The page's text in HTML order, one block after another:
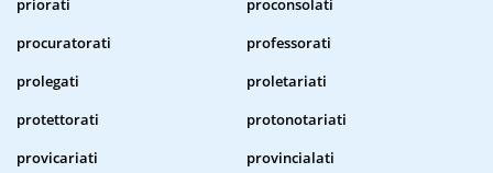
priorati
proconsolati
procuratorati
professorati
prolegati
proletariati
protettorati
protonotariati
provicariati
provincialati